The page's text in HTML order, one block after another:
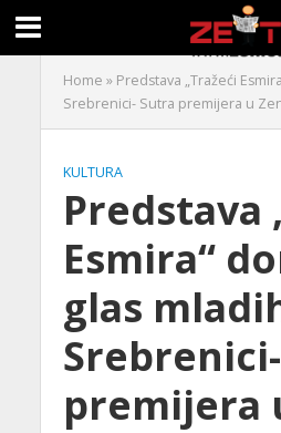
Home » Predstava „Tražeći
Srebrenici- Sutra premijera u
KULTURA
Predstava
Esmira“
glas
premijera